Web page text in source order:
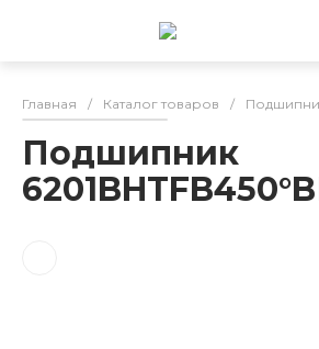
Главная / Каталог товаров /
Подшипник